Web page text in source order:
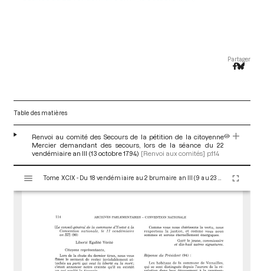
Partager
Table des matières
Renvoi au comité des Secours de la pétition de la citoyenne
Mercier demandant des secours, lors de la séance du 22
vendémiaire an III (13 octobre 1794) [Renvoi aux comités] p.114
s